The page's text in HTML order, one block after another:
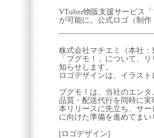
VTuber物販支援サービス
が可能に。公式ロゴ（制作
株式会社マチエミ（本社
「ブグモ！」について、
知らせします。
ロゴデザインは、イラス
ブグモ！は、当社のエン
品質・配送代行を同時に実
本リリースに先立ち、サ
に向けた準備を進めてまい
[ロゴデザイン]